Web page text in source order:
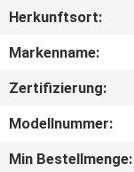
VR
SHOW
ÜBER
UNS
Herkunftsort:
Markenname:
Zertifizierung:
Modellnummer:
Min Bestellmenge: